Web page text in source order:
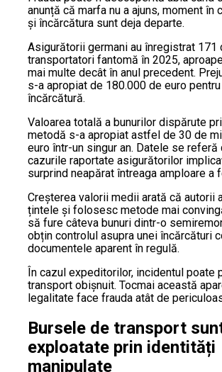
anunță că marfa nu a ajuns, moment în
și încărcătura sunt deja departe.
Asigurătorii germani au înregistrat 171
transportatori fantomă în 2025,
mai multe decât în anul precedent.
s-a apropiat de 180.000 de euro
încărcătură.
Valoarea totală a bunurilor dispărute
metodă s-a apropiat astfel de 30 de
euro într-un singur an. Datele se referă
cazurile raportate asigurătorilor
surprind neapărat întreaga amploare a
Creșterea valorii medii arată că autorii
țintele și folosesc metode mai
să fure câteva bunuri dintr-o
obțin controlul asupra unei încărcături
documentele aparent în regulă.
În cazul expeditorilor, incidentul poate
transport obișnuit. Tocmai această
legalitate face frauda atât de
Bursele de transport
exploatate prin identități
manipulate